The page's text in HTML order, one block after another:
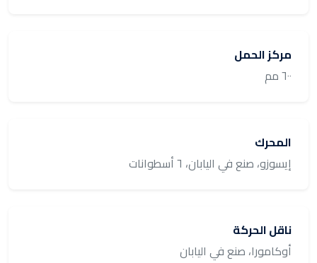
مركز الحمل
٦٠٠ مم
المحرك
إيسوزو، صنع في اليابان، ٦ أسطوانات
ناقل الحركة
أوكامورا، صنع في اليابان